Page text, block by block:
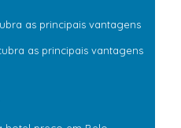
as principais vantagens
as principais vantagens